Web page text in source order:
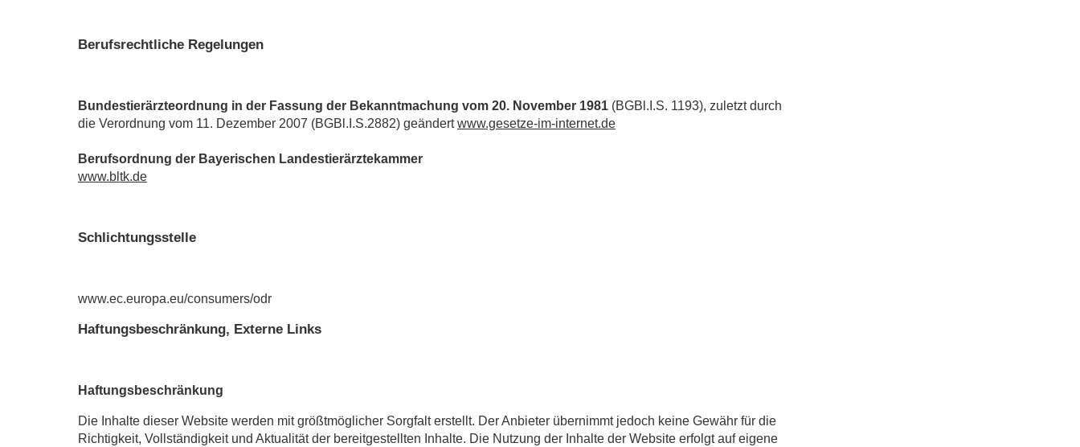
Berufsrechtliche Regelungen
Bundestierärzteordnung in der Fassung der Bekanntmachung vom 20. November 1981 (BGBl.I.S. 1193), zuletzt durch
die Verordnung vom 11. Dezember 2007 (BGBl.I.S.2882) geändertwww.gesetze-im-internet.de
Berufsordnung der Bayerischen Landestierärztekammer
www.bltk.de
Schlichtungsstelle
www.ec.europa.eu/consumers/odr
Haftungsbeschränkung, Externe Links
Haftungsbeschränkung
Die Inhalte dieser Website werden mit größtmöglicher Sorgfalt erstellt. Der Anbieter übernimmt jedoch keine Gewähr für die
Richtigkeit, Vollständigkeit und Aktualität der bereitgestellten Inhalte. Die Nutzung der Inhalte der Website erfolgt auf eigene